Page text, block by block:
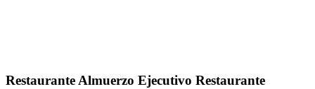
Restaurante Almuerzo Ejecutivo Restaurante